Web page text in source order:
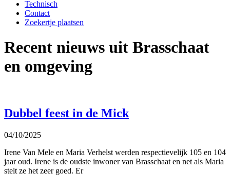
Technisch
Contact
Zoekertje plaatsen
Recent nieuws uit Brasschaat
en omgeving
Dubbel feest in de Mick
04/10/2025
Irene Van Mele en Maria Verhelst werden respectievelijk 105 en 104
jaar oud. Irene is de oudste inwoner van Brasschaat en net als Maria
stelt ze het zeer goed. Er